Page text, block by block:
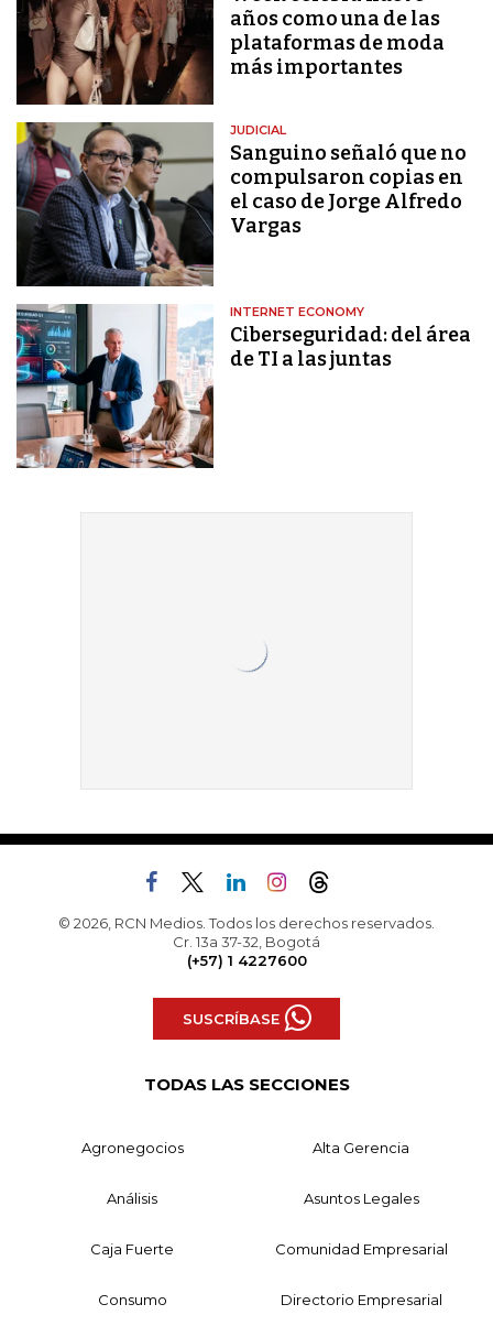
años como una de las
plataformas de moda
más importantes
JUDICIAL
Sanguino señaló que no
compulsaron copias en
el caso de Jorge Alfredo
Vargas
INTERNET ECONOMY
Ciberseguridad: del área
de TI a las juntas
© 2026, RCN Medios. Todos los derechos reservados.
Cr. 13a 37-32, Bogotá
(+57) 1 4227600
SUSCRÍBASE
TODAS LAS SECCIONES
Agronegocios Alta Gerencia
Análisis Asuntos Legales
Caja Fuerte Comunidad Empresarial
Consumo Directorio Empresarial